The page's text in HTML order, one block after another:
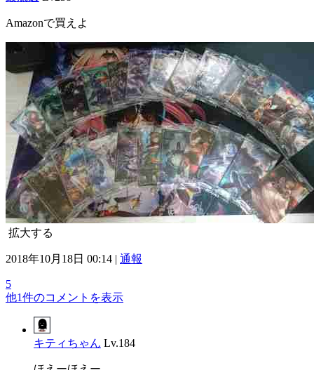
Amazonで買えよ
拡大する
2018年10月18日 00:14 | 通報
5
他1件のコメントを表示
キティちゃん Lv.184